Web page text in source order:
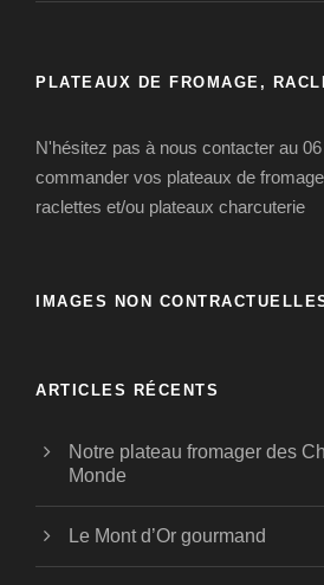
PLATEAUX DE FROMAGE,
N'hésitez pas à nous contacter au
commander vos plateaux de
raclettes et/ou plateaux charcuterie
IMAGES NON
ARTICLES RÉCENTS
Notre plateau fromager des
Monde
Le Mont d’Or gourmand